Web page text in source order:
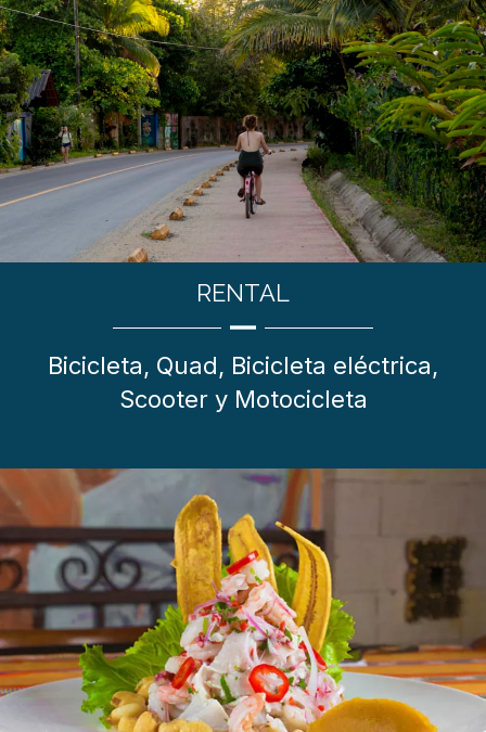
RENTAL
Bicicleta, Quad, Bicicleta eléctrica,
Scooter y Motocicleta